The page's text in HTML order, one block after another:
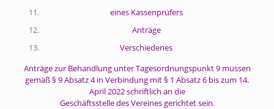
eines Kassenprüfers
Anträge
Verschiedenes
Anträge zur Behandlung unter Tagesordnungspunkt 9 müssen
gemäß § 9 Absatz 4 in Verbindung mit § 1 Absatz 6 bis zum 14.
April 2022 schriftlich an die
Geschäftsstelle des Vereines gerichtet sein.